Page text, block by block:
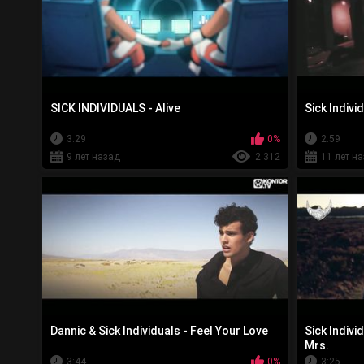
SICK INDIVIDUALS - Alive
3:29
0%
9 лет назад
2 312
Sick
2:59
11 лет
Dannic & Sick Individuals - Feel Your Love
3:44 0%
Sick
Mrs.
3:25